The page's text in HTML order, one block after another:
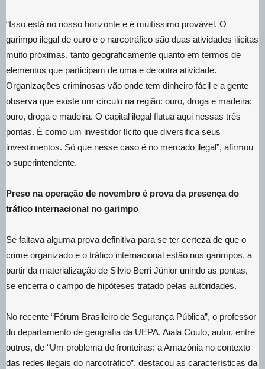
“Isso está no nosso horizonte e é muitíssimo provável. O
garimpo ilegal de ouro e o narcotráfico são duas atividades ilícitas
muito próximas, tanto geograficamente quanto em termos de
elementos que participam de uma e de outra atividade.
Organizações criminosas vão onde tem dinheiro fácil e a gente
observa que existe um círculo na região: ouro, droga e madeira;
ouro, droga e madeira. O capital ilegal flutua aqui nessas três
pontas. É como um investidor lícito que diversifica seus
investimentos. Só que nesse caso é no mercado ilegal”, afirmou
o superintendente.
Preso na operação de novembro é prova da presença do
tráfico internacional no garimpo
Se faltava alguma prova definitiva para se ter certeza de que o
crime organizado e o tráfico internacional estão nos garimpos, a
partir da materialização de Silvio Berri Júnior unindo as pontas,
se encerra o campo de hipóteses tratado pelas autoridades.
No recente “Fórum Brasileiro de Segurança Pública”, o professor
do departamento de geografia da UEPA, Aiala Couto, autor, entre
outros, de “Um problema de fronteiras: a Amazônia no contexto
das redes ilegais do narcotráfico”, destacou as características da